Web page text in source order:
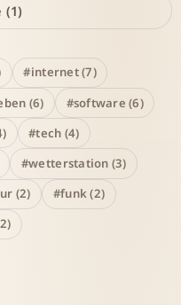
(1)
#internet (7)
(6)
#software (6)
#tech (4)
#wetterstation (3)
(2)
#funk (2)